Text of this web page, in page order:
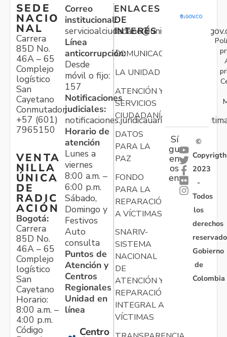
SEDE
NACIO
NAL
Carrera
85D No.
46A – 65
Complejo
logístico
San
Cayetano
Conmutador:
+57 (601)
7965150
VENTA
NILLA
ÚNICA
DE
RADIC
ACIÓN
Bogotá:
Carrera
85D No.
46A – 65
Complejo
logístico
San
Cayetano
Horario:
8:00 a.m. –
4:00 p.m.
Código
Correo
institucional:
Línea
anticorrupción:
Desde
móvil o fijo:
157
Notificaciones
judiciales:
Horario de
atención
Lunes a
viernes
8:00 a.m. –
6:00 p.m.
Sábado,
Domingo y
Festivos
Auto
consulta
Puntos de
Atención y
Centros
Regionales
Unidad en
línea
Centro
ENLACES
DE
INTERÉS
COMUNICACIONES
LA UNIDAD
ATENCIÓN Y
SERVICIOS
CIUDADANÍA
DATOS
PARA LA
PAZ
FONDO
PARA LA
REPARACIÓN
A VÍCTIMAS
SNARIV-
SISTEMA
NACIONAL
DE
ATENCIÓN Y
REPARACIÓN
INTEGRAL A
VÍCTIMAS
Sí
gu
en
os
en:
©
Copyrigth
2023
-
Todos
los
derechos
Gobierno
de
Colombia